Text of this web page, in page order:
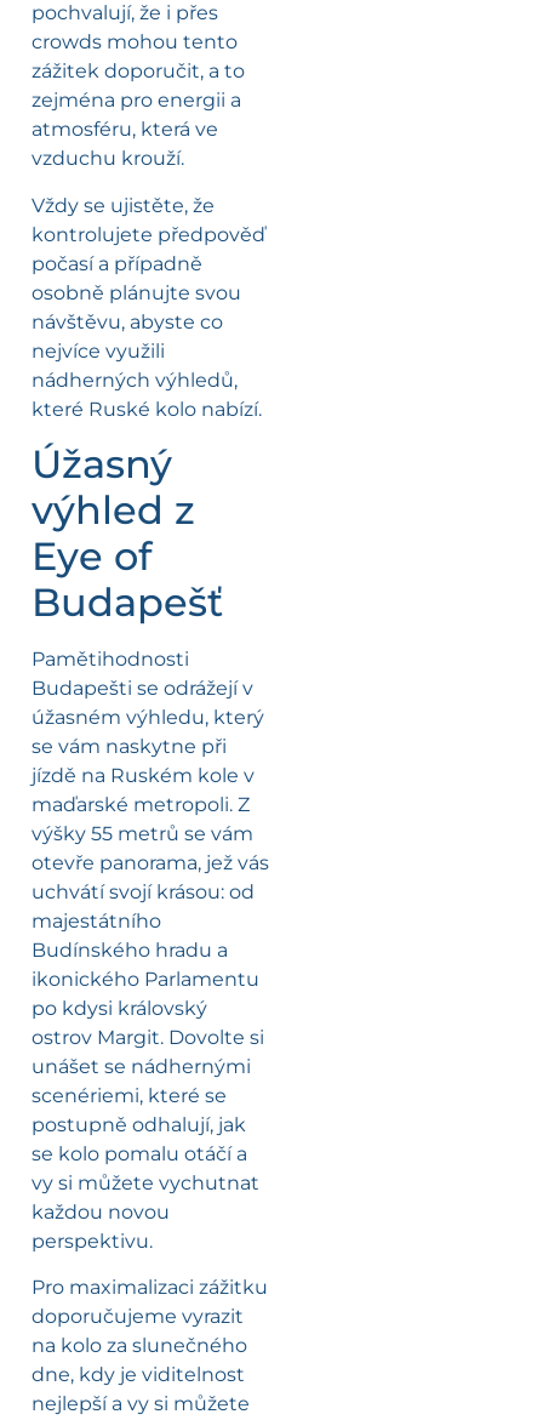
pochvalují, že i přes
crowds mohou tento
zážitek doporučit, a to
zejména pro energii a
atmosféru, která ve
vzduchu krouží.
Vždy se ujistěte, že
kontrolujete předpověď
počasí a případně
osobně plánujte svou
návštěvu, abyste co
nejvíce využili
nádherných výhledů,
které Ruské kolo nabízí.
Úžasný
výhled z
Eye of
Budapešť
Pamětihodnosti
Budapešti se odrážejí v
úžasném výhledu, který
se vám naskytne při
jízdě na Ruském kole v
maďarské metropoli. Z
výšky 55 metrů se vám
otevře panorama, jež vás
uchvátí svojí krásou: od
majestátního
Budínského hradu a
ikonického Parlamentu
po kdysi královský
ostrov Margit. Dovolte si
unášet se nádhernými
scenériemi, které se
postupně odhalují, jak
se kolo pomalu otáčí a
vy si můžete vychutnat
každou novou
perspektivu.
Pro maximalizaci zážitku
doporučujeme vyrazit
na kolo za slunečného
dne, kdy je viditelnost
nejlepší a vy si můžete